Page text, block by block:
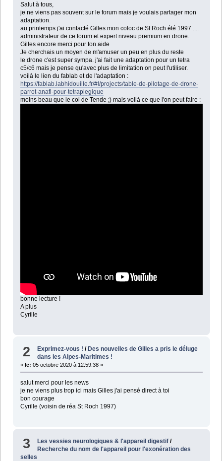
Salut à tous,
je ne viens pas souvent sur le forum mais je voulais partager mon
adaptation.
au printemps j'ai contacté Gilles mon coloc de St Roch été 1997 ....
administrateur de ce forum et expert niveau premium en drone.
Gilles encore merci pour ton aide
Je cherchais un moyen de m'amuser un peu en plus du reste
le drone c'est super sympa. j'ai fait une adaptation pour un tetra
c5/c6 mais je pense qu'avec plus de limitation on peut l'utiliser.
voilà le lien du fablab et de l'adaptation :
https://fablab.labhidouille.fr/#!/projects/table-de-pilotage-de-drone-
parrot-anafi-pour-tetraplegique
moins beau que le col de Tende ;) mais voilà ce que l'on peut faire :
bonne lecture !
A plus
Cyrille
2 Exprimez-vous ! / Des nouvelles de Gilles a pris le déluge
dans les Alpes-Maritimes !
« le: 05 octobre 2020 à 12:59:38 »
salut merci pour les news
je ne viens plus trop ici mais Gilles j'ai pensé direct à toi
bon courage
Cyrille (voisin de réa St Roch 1997)
3 Les vessies neurologiques & l'appareil digestif /
Recherche du nom de l'appareil pour l'exonération des
selles